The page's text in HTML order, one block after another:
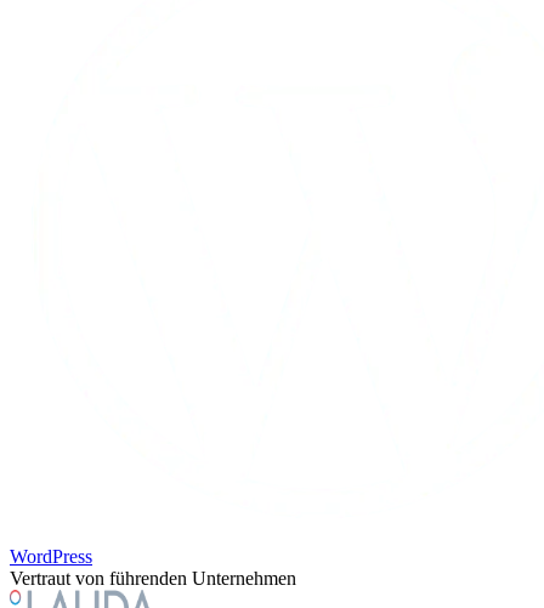
WordPress
Vertraut von führenden Unternehmen